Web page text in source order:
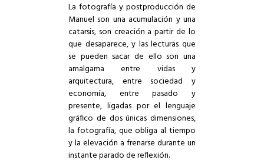
La fotografía y postproducción de
Manuel son una acumulación y una
catarsis, son creación a partir de lo
que desaparece, y las lecturas que
se pueden sacar de ello son una
amalgama entre vidas y
arquitectura, entre sociedad y
economía, entre pasado y
presente, ligadas por el lenguaje
gráfico de dos únicas dimensiones,
la fotografía, que obliga al tiempo
y la elevación a frenarse durante un
instante parado de reflexión.